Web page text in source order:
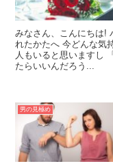
みなさん、こんにちは!
れたかたへ 今どんな気
人もいると思いますし
たらいいんだろう...
男の見極め